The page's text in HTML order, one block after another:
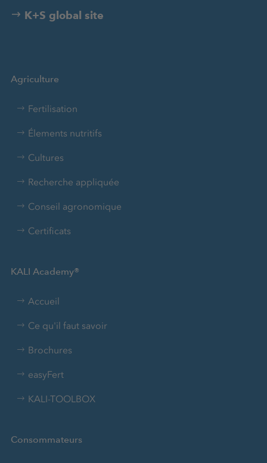
K+S global site
Agriculture
Fertilisation
Élements nutritifs
Cultures
Recherche appliquée
Conseil agronomique
Certificats
KALI Academy®
Accueil
Ce qu'il faut savoir
Brochures
easyFert
KALI-TOOLBOX
Consommateurs